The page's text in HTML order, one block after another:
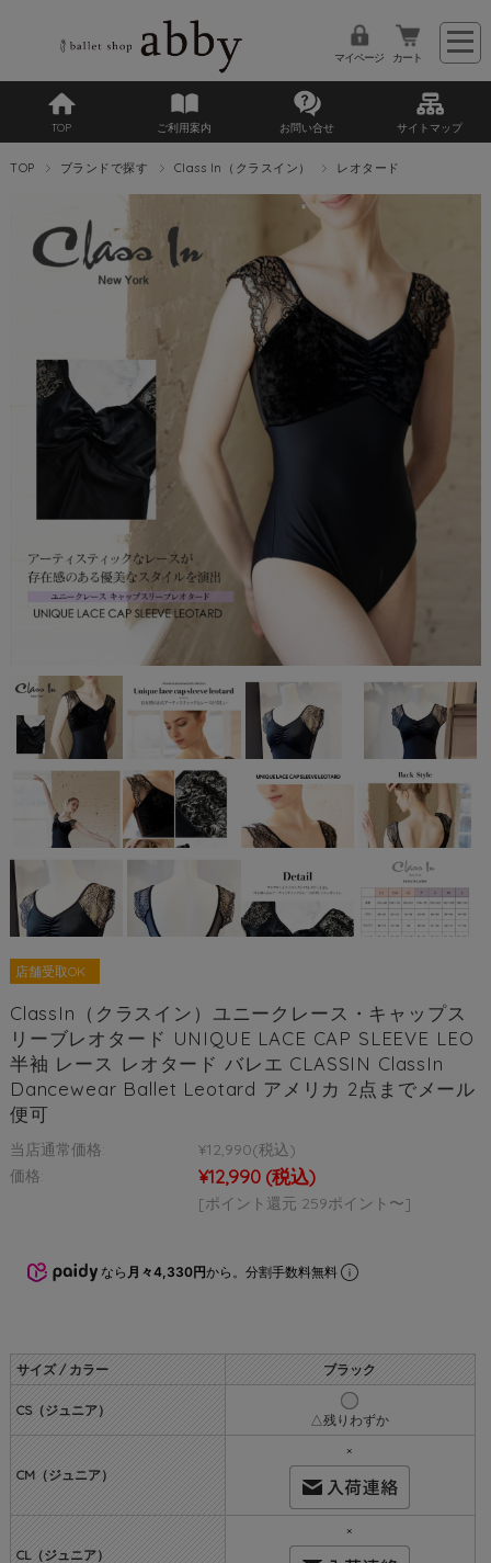
マイページ カート
TOP ご利用案内 お問い合せ サイトマップ
TOP ブランドで探す Class In（クラスイン） レオタード
店舗受取OK
ClassIn（クラスイン）ユニークレース・キャップス
リーブレオタード UNIQUE LACE CAP SLEEVE LEO
半袖 レース レオタード バレエ CLASSIN ClassIn
Dancewear Ballet Leotard アメリカ 2点までメール
便可
当店通常価格: ¥12,990(税込)
価格:
¥12,990 (税込)
[ポイント還元 259ポイント〜]
なら 月々4,330円から。分割手数料無料
サイズ / カラー ブラック
CS（ジュニア）
△残りわずか
CM（ジュニア）
×
CL（ジュニア）
×